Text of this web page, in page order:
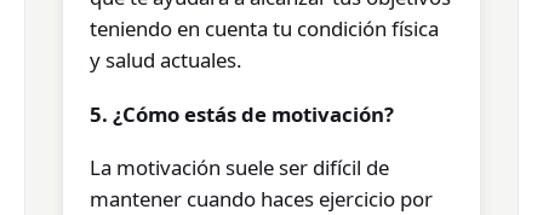
teniendo en cuenta tu condición física
y salud actuales.
5. ¿Cómo estás de motivación?
La motivación suele ser difícil de
mantener cuando haces ejercicio por